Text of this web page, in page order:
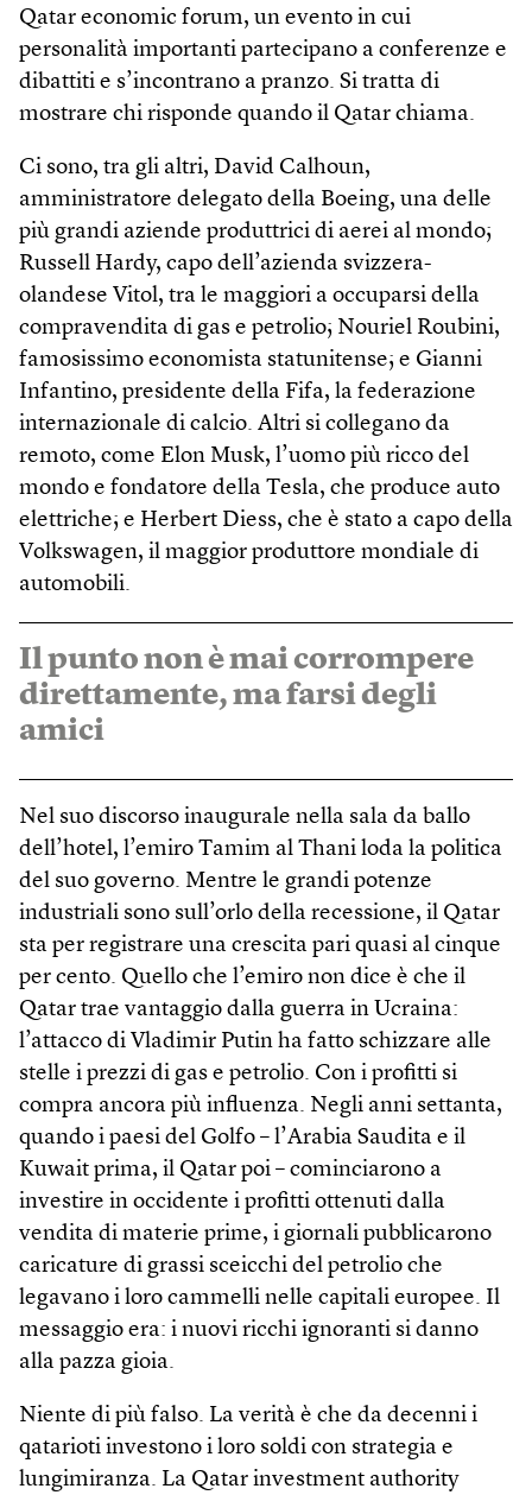
Qatar economic forum, un evento in cui
personalità importanti partecipano a conferenze e
dibattiti e s’incontrano a pranzo. Si tratta di
mostrare chi risponde quando il Qatar chiama.
Ci sono, tra gli altri, David Calhoun,
amministratore delegato della Boeing, una delle
più grandi aziende produttrici di aerei al mondo;
Russell Hardy, capo dell’azienda svizzera-
olandese Vitol, tra le maggiori a occuparsi della
compravendita di gas e petrolio; Nouriel Roubini,
famosissimo economista statunitense; e Gianni
Infantino, presidente della Fifa, la federazione
internazionale di calcio. Altri si collegano da
remoto, come Elon Musk, l’uomo più ricco del
mondo e fondatore della Tesla, che produce auto
elettriche; e Herbert Diess, che è stato a capo della
Volkswagen, il maggior produttore mondiale di
automobili.
Il punto non è mai corrompere
direttamente, ma farsi degli
amici
Nel suo discorso inaugurale nella sala da ballo
dell’hotel, l’emiro Tamim al Thani loda la politica
del suo governo. Mentre le grandi potenze
industriali sono sull’orlo della recessione, il Qatar
sta per registrare una crescita pari quasi al cinque
per cento. Quello che l’emiro non dice è che il
Qatar trae vantaggio dalla guerra in Ucraina:
l’attacco di Vladimir Putin ha fatto schizzare alle
stelle i prezzi di gas e petrolio. Con i profitti si
compra ancora più influenza. Negli anni settanta,
quando i paesi del Golfo – l’Arabia Saudita e il
Kuwait prima, il Qatar poi – cominciarono a
investire in occidente i profitti ottenuti dalla
vendita di materie prime, i giornali pubblicarono
caricature di grassi sceicchi del petrolio che
legavano i loro cammelli nelle capitali europee. Il
messaggio era: i nuovi ricchi ignoranti si danno
alla pazza gioia.
Niente di più falso. La verità è che da decenni i
qatarioti investono i loro soldi con strategia e
lungimiranza. La Qatar investment authority